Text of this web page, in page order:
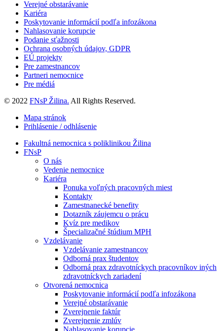
Verejné obstarávanie
Kariéra
Poskytovanie informácií podľa infozákona
Nahlasovanie korupcie
Podanie sťažnosti
Ochrana osobných údajov, GDPR
EÚ projekty
Pre zamestnancov
Partneri nemocnice
Pre médiá
© 2022 FNsP Žilina. All Rights Reserved.
Mapa stránok
Prihlásenie / odhlásenie
Fakultná nemocnica s poliklinikou Žilina
FNsP
O nás
Vedenie nemocnice
Kariéra
Ponuka voľných pracovných miest
Kontakty
Zamestnanecké benefity
Dotazník záujemcu o prácu
Kvíz pre medikov
Špecializačné štúdium MPH
Vzdelávanie
Vzdelávanie zamestnancov
Odborná prax študentov
Odborná prax zdravotníckych pracovníkov iných
zdravotníckych zariadení
Otvorená nemocnica
Poskytovanie informácií podľa infozákona
Verejné obstarávanie
Zverejnenie faktúr
Zverejnenie zmlúv